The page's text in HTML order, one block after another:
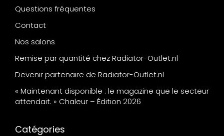
Questions fréquentes
Contact
Nos salons
Remise par quantité chez Radiator-Outlet.nl
Devenir partenaire de Radiator-Outlet.nl
« Maintenant disponible : le magazine que le secteur
attendait. » Chaleur – Édition 2026
Catégories